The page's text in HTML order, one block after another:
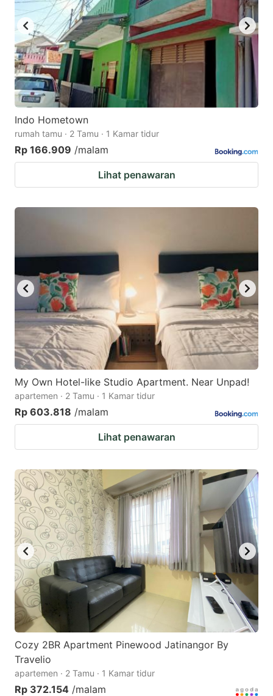
Indo Hometown
rumah tamu · 2 Tamu · 1 Kamar tidur
Rp 166.909 /malam
Lihat penawaran
My Own Hotel-like Studio Apartment. Near Unpad!
apartemen · 2 Tamu · 1 Kamar tidur
Rp 603.818 /malam
Lihat penawaran
Cozy 2BR Apartment Pinewood Jatinangor By
Travelio
apartemen · 2 Tamu · 1 Kamar tidur
Rp 372.154 /malam